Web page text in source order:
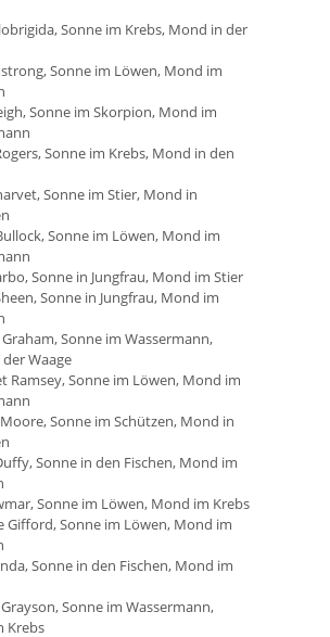
Sonne im Krebs, Mond in der
Sonne im Löwen, Mond im
Sonne im Skorpion, Mond im
Sonne im Krebs, Mond in den
Sonne im Stier, Mond in
Sonne im Löwen, Mond im
Sonne in Jungfrau, Mond im Stier
Sonne in Jungfrau, Mond im
Sonne im Wassermann,
Waage
Ramsey, Sonne im Löwen, Mond im
Sonne im Schützen, Mond in
Sonne in den Fischen, Mond im
Sonne im Löwen, Mond im Krebs
Gifford, Sonne im Löwen, Mond im
Sonne in den Fischen, Mond im
Sonne im Wassermann,
Krebs